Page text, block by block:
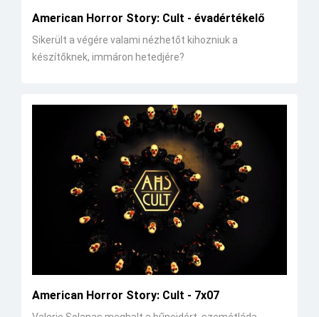
American Horror Story: Cult - évadértékelő
Sikerült a végére valami nézhetőt kihozniuk a
készítőknek, immáron hetedjére?
American Horror Story: Cult - 7x07